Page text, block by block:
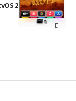
26.4 para Apple